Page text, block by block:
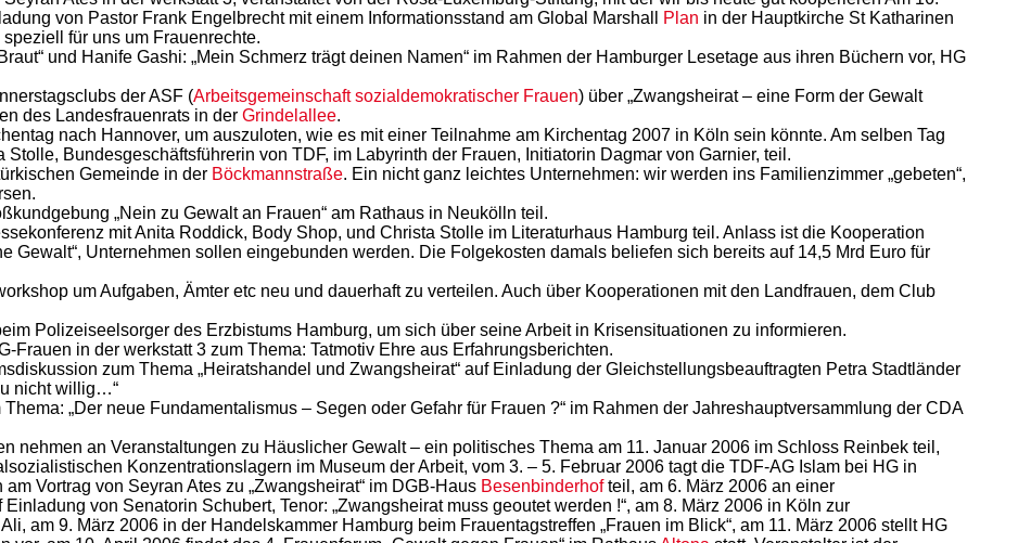
von Pastor Frank Engelbrecht mit einem Informationsstand am Global Marshall
Plan in der Hauptkirche St Katharinen
für uns um Frauenrechte.
und Hanife Gashi: „Mein Schmerz trägt deinen Namen“ im Rahmen der Hamburger Lesetage aus ihren Büchern vor, HG
der ASF (Arbeitsgemeinschaft sozialdemokratischer Frauen) über „Zwangsheirat – eine Form der Gewalt
des Landesfrauenrats in der Grindelallee.
nach Hannover, um auszuloten, wie es mit einer Teilnahme am Kirchentag 2007 in Köln sein könnte. Am selben Tag
Bundesgeschäftsführerin von TDF, im Labyrinth der Frauen, Initiatorin Dagmar von Garnier, teil.
Gemeinde in der Böckmannstraße. Ein nicht ganz leichtes Unternehmen: wir werden ins Familienzimmer „gebeten“,
„Nein zu Gewalt an Frauen“ am Rathaus in Neukölln teil.
mit Anita Roddick, Body Shop, und Christa Stolle im Literaturhaus Hamburg teil. Anlass ist die Kooperation
Gewalt“, Unternehmen sollen eingebunden werden. Die Folgekosten damals beliefen sich bereits auf 14,5 Mrd Euro für
um Aufgaben, Ämter etc neu und dauerhaft zu verteilen. Auch über Kooperationen mit den Landfrauen, dem Club
Polizeiseelsorger des Erzbistums Hamburg, um sich über seine Arbeit in Krisensituationen zu informieren.
Frauen in der werkstatt 3 zum Thema: Tatmotiv Ehre aus Erfahrungsberichten.
zum Thema „Heiratshandel und Zwangsheirat“ auf Einladung der Gleichstellungsbeauftragten Petra Stadtländer
nicht willig…“
„Der neue Fundamentalismus – Segen oder Gefahr für Frauen ?“ im Rahmen der Jahreshauptversammlung der CDA
nehmen an Veranstaltungen zu Häuslicher Gewalt – ein politisches Thema am 11. Januar 2006 im Schloss Reinbek teil,
Konzentrationslagern im Museum der Arbeit, vom 3. – 5. Februar 2006 tagt die TDF-AG Islam bei HG in
Vortrag von Seyran Ates zu „Zwangsheirat“ im DGB-Haus Besenbinderhofteil, am 6. März 2006 an einer
von Senatorin Schubert, Tenor: „Zwangsheirat muss geoutet werden !“, am 8. März 2006 in Köln zur
am 9. März 2006 in der Handelskammer Hamburg beim Frauentagstreffen „Frauen im Blick“, am 11. März 2006 stellt HG